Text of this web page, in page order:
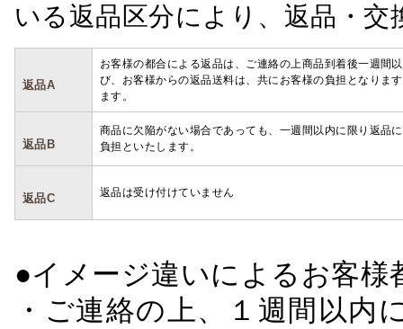
いる返品区分により、返品・
返品A
お客様の都合による返品は、ご連絡の上商品到着後一週間
び、お客様からの返品送料は、共にお客様の負担となりま
ます。
返品B
商品に欠陥がない場合であっても、一週間以内に限り返品
負担といたします。
返品C 返品は受け付けていません
●イメージ違いによるお客
・ご連絡の上、１週間以